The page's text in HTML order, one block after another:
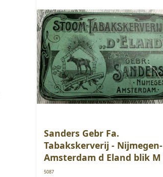
Sanders Gebr Fa.
Tabakskerverij - Nijmegen-
Amsterdam d Eland blik M
5087